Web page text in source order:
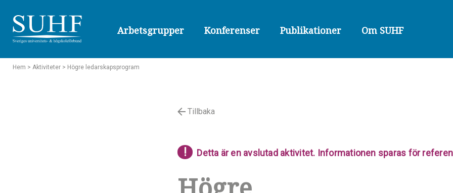
Arbetsgrupper Konferenser Publikationer Om SUHF
Hem > Aktiviteter > Högre ledarskapsprogram
Tillbaka
! Detta är en avslutad aktivitet. Informationen sparas för